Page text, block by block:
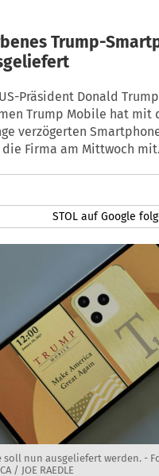
Trump-
Präsident Donald
Trump Mobile hat mit
verzögerten
Firma am Mittwoch mit.
STOL auf Google
soll nun ausgeliefert werden. -
/ JOE RAEDLE